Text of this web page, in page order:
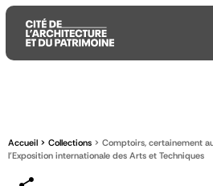
contenu
principal
menu
principal
la
recherche
Accueil Collections
Comptoirs, certainement
l’Exposition internationale des Arts et Techniques